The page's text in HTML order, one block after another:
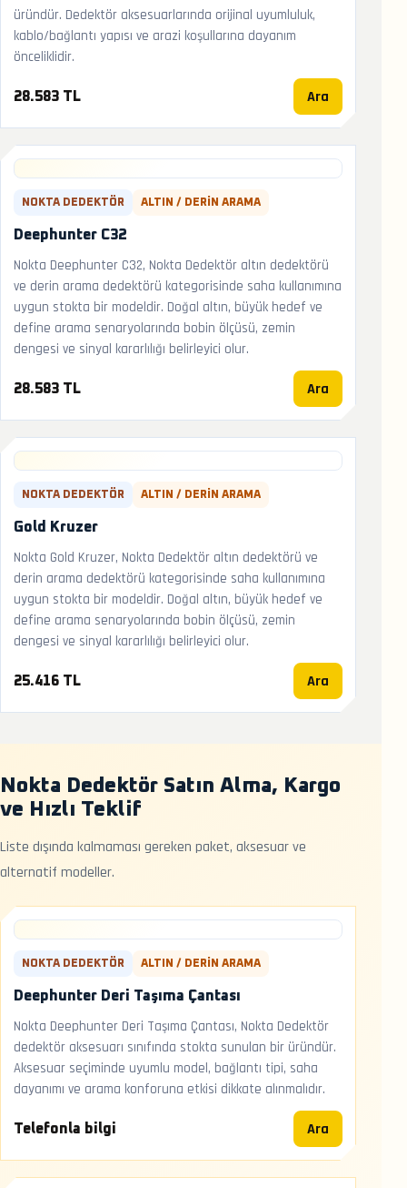
üründür. Dedektör aksesuarlarında orijinal uyumluluk,
kablo/bağlantı yapısı ve arazi koşullarına dayanım
önceliklidir.
28.583 TL Ara
NOKTA DEDEKTÖR ALTIN / DERIN ARAMA
Deephunter C32
Nokta Deephunter C32, Nokta Dedektör altın dedektörü
ve derin arama dedektörü kategorisinde saha kullanımına
uygun stokta bir modeldir. Doğal altın, büyük hedef ve
define arama senaryolarında bobin ölçüsü, zemin
dengesi ve sinyal kararlılığı belirleyici olur.
28.583 TL Ara
NOKTA DEDEKTÖR ALTIN / DERIN ARAMA
Gold Kruzer
Nokta Gold Kruzer, Nokta Dedektör altın dedektörü ve
derin arama dedektörü kategorisinde saha kullanımına
uygun stokta bir modeldir. Doğal altın, büyük hedef ve
define arama senaryolarında bobin ölçüsü, zemin
dengesi ve sinyal kararlılığı belirleyici olur.
25.416 TL Ara
Nokta Dedektör Satın Alma, Kargo
ve Hızlı Teklif
Liste dışında kalmaması gereken paket, aksesuar ve
alternatif modeller.
NOKTA DEDEKTÖR ALTIN / DERIN ARAMA
Deephunter Deri Taşıma Çantası
Nokta Deephunter Deri Taşıma Çantası, Nokta Dedektör
dedektör aksesuarı sınıfında stokta sunulan bir üründür.
Aksesuar seçiminde uyumlu model, bağlantı tipi, saha
dayanımı ve arama konforuna etkisi dikkate alınmalıdır.
Telefonla bilgi Ara